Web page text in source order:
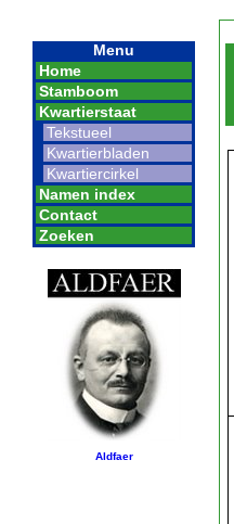
Menu
Home
Stamboom
Kwartierstaat
Tekstueel
Kwartierbladen
Kwartiercirkel
Namen index
Contact
Zoeken
Aldfaer